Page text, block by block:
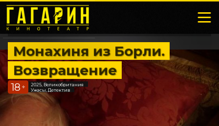
Монахиня из Борли.
Возвращение
18 +
2025, Великобритания
Ужасы, Детектив